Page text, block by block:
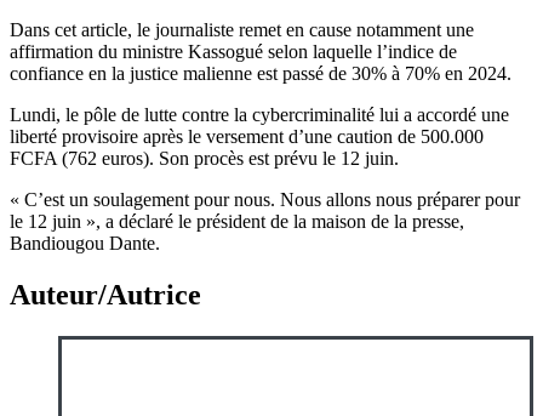
Dans cet article, le journaliste remet en cause notamment une
affirmation du ministre Kassogué selon laquelle l’indice de
confiance en la justice malienne est passé de 30% à 70% en 2024.
Lundi, le pôle de lutte contre la cybercriminalité lui a accordé une
liberté provisoire après le versement d’une caution de 500.000
FCFA (762 euros). Son procès est prévu le 12 juin.
« C’est un soulagement pour nous. Nous allons nous préparer pour
le 12 juin », a déclaré le président de la maison de la presse,
Bandiougou Dante.
Auteur/Autrice